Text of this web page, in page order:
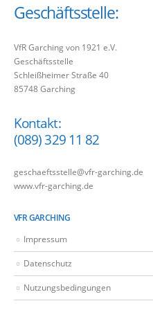
Geschäftsstelle:
VfR Garching von 1921 e.V.
Geschäftsstelle
Schleißheimer Straße 40
85748 Garching
Kontakt:
(089) 329 11 82
geschaeftsstelle@vfr-garching.de
www.vfr-garching.de
VFR GARCHING
Impressum
Datenschutz
Nutzungsbedingungen